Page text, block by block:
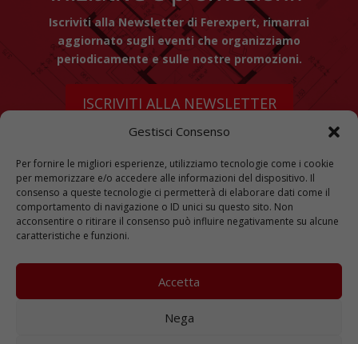
Gestisci Consenso
Per fornire le migliori esperienze, utilizziamo tecnologie come i cookie
per memorizzare e/o accedere alle informazioni del dispositivo. Il
consenso a queste tecnologie ci permetterà di elaborare dati come il
comportamento di navigazione o ID unici su questo sito. Non
acconsentire o ritirare il consenso può influire negativamente su alcune
caratteristiche e funzioni.
Accetta
Nega
Iscriviti alla Newsletter di Ferexpert, rimarrai
aggiornato sugli eventi che organizziamo
periodicamente e sulle nostre promozioni.
ISCRIVITI ALLA NEWSLETTER
I NOSTRI SOCIAL